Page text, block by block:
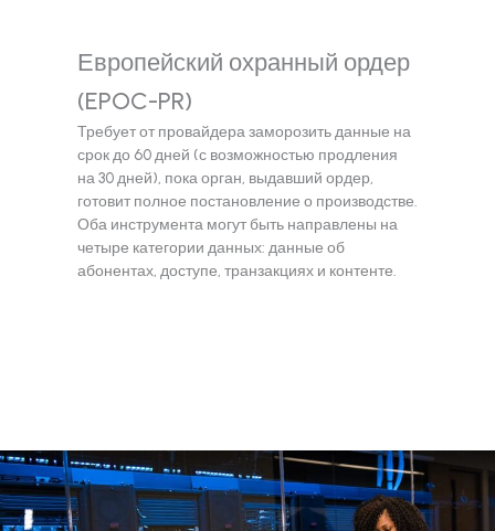
Европейский охранный ордер
(EPOC-PR)
Требует от провайдера заморозить данные на
срок до 60 дней (с возможностью продления
на 30 дней), пока орган, выдавший ордер,
готовит полное постановление о производстве.
Оба инструмента могут быть направлены на
четыре категории данных: данные об
абонентах, доступе, транзакциях и контенте.